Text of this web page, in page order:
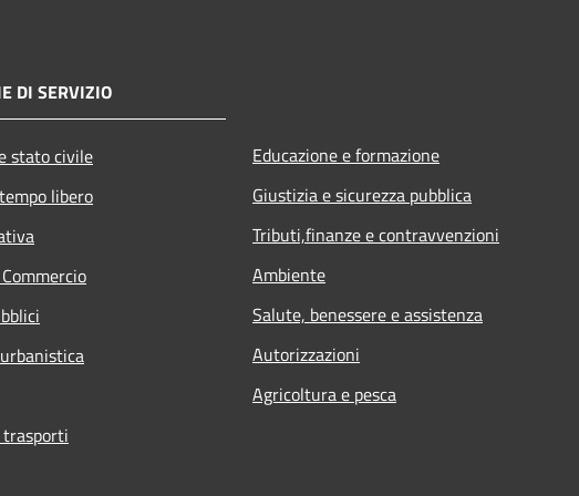
DI SERVIZIO
stato civile
libero
Educazione e formazione
Giustizia e sicurezza pubblica
Tributi,finanze e contravvenzioni
Ambiente
Salute, benessere e assistenza
Autorizzazioni
Agricoltura e pesca